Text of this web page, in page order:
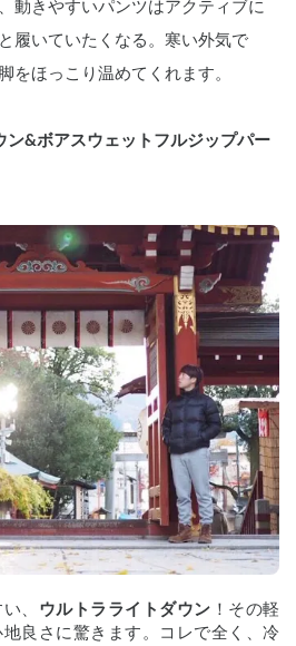
動きやすいパンツはアクティブに
履いていたくなる。寒い外気で
をほっこり温めてくれます。
ン&ボアスウェットフルジップパー
、 ウルトラライトダウン ！その軽
良さに驚きます。コレで全く、冷